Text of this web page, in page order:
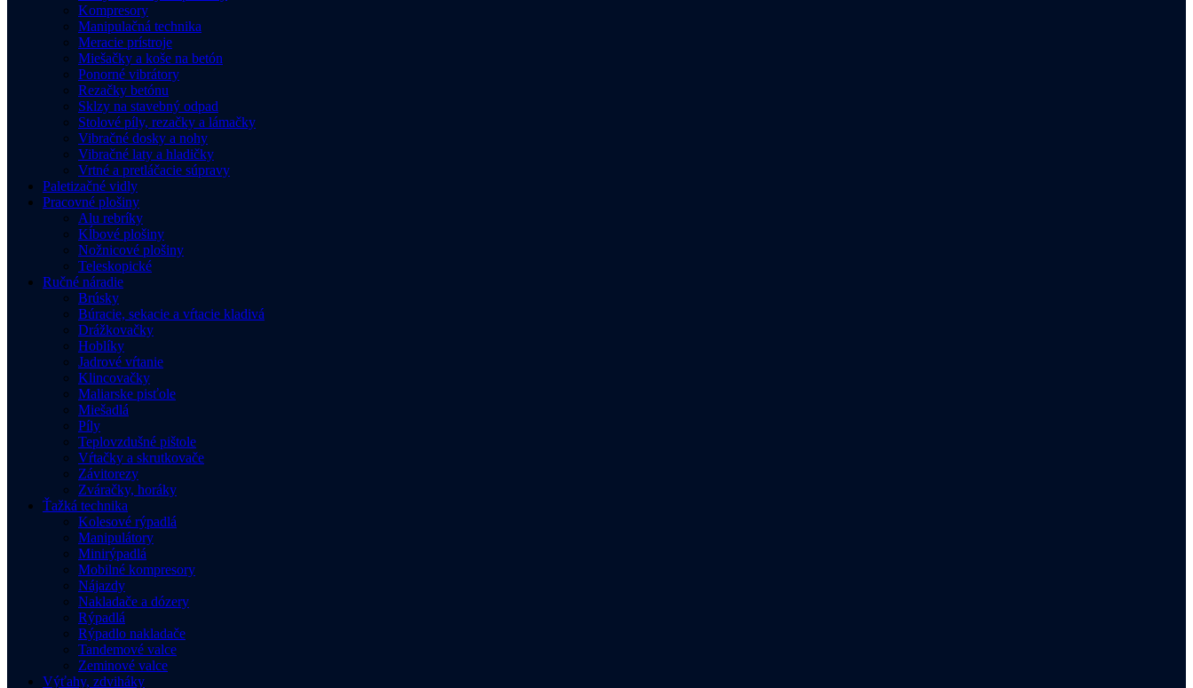
Kompresory
Manipulačná technika
Meracie prístroje
Miešačky a koše na betón
Ponorné vibrátory
Rezačky betónu
Sklzy na stavebný odpad
Stolové píly, rezačky a lámačky
Vibračné dosky a nohy
Vibračné laty a hladičky
Vrtné a pretláčacie súpravy
Paletizačné vidly
Pracovné plošiny
Alu rebríky
Kĺbové plošiny
Nožnicové plošiny
Teleskopické
Ručné náradie
Brúsky
Búracie, sekacie a vŕtacie kladivá
Drážkovačky
Hoblíky
Jadrové vŕtanie
Klincovačky
Maliarske pisťole
Miešadlá
Píly
Teplovzdušné pištole
Vŕtačky a skrutkovače
Závitorezy
Zváračky, horáky
Ťažká technika
Kolesové rýpadlá
Manipulátory
Minirýpadlá
Mobilné kompresory
Nájazdy
Nakladače a dózery
Rýpadlá
Rýpadlo nakladače
Tandemové valce
Zeminové valce
Výťahy, zdviháky